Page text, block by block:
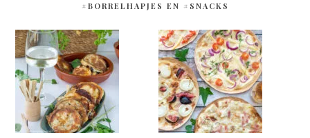
#BORRELHAPJES EN #SNACKS